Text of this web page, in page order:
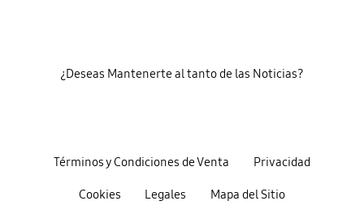
Términos y Condiciones de Venta Privacidad
Cookies Legales Mapa del Sitio
¿Deseas Mantenerte al tanto de las Noticias?